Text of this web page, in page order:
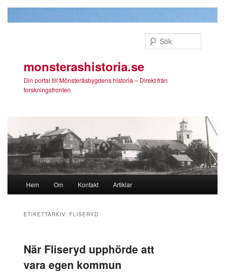
monsterashistoria.se
Din portal till Mönsteråsbygdens historia – Direkt från
forskningsfronten
Hoppa till huvudinnehåll
Hoppa till sekundärt innehåll
Hem Om Kontakt Artiklar
ETIKETTARKIV: FLISERYD
När Fliseryd upphörde att
vara egen kommun